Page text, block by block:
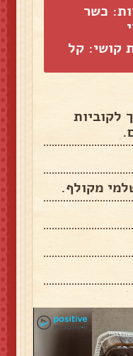
כשר
קושי: קל
לקוביות
מקולף.